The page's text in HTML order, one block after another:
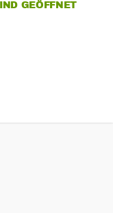
GEÖFFNET